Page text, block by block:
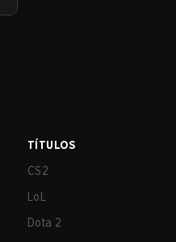
TÍTULOS
CS2
LoL
Dota 2